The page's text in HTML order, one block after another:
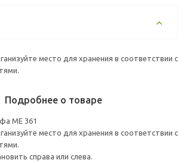
место для хранения в соответствии с
Подробнее о товаре
ME 361
место для хранения в соответствии с
справа или слева.